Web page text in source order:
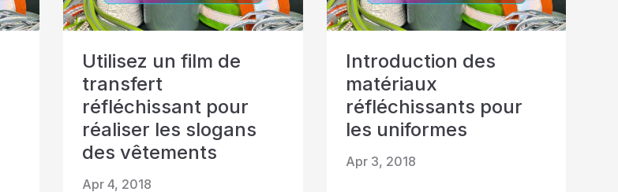
Utilisez un film de
transfert
réfléchissant pour
réaliser les slogans
des vêtements
Apr 4, 2018
Introduction des
matériaux
réfléchissants pour
les uniformes
Apr 3, 2018